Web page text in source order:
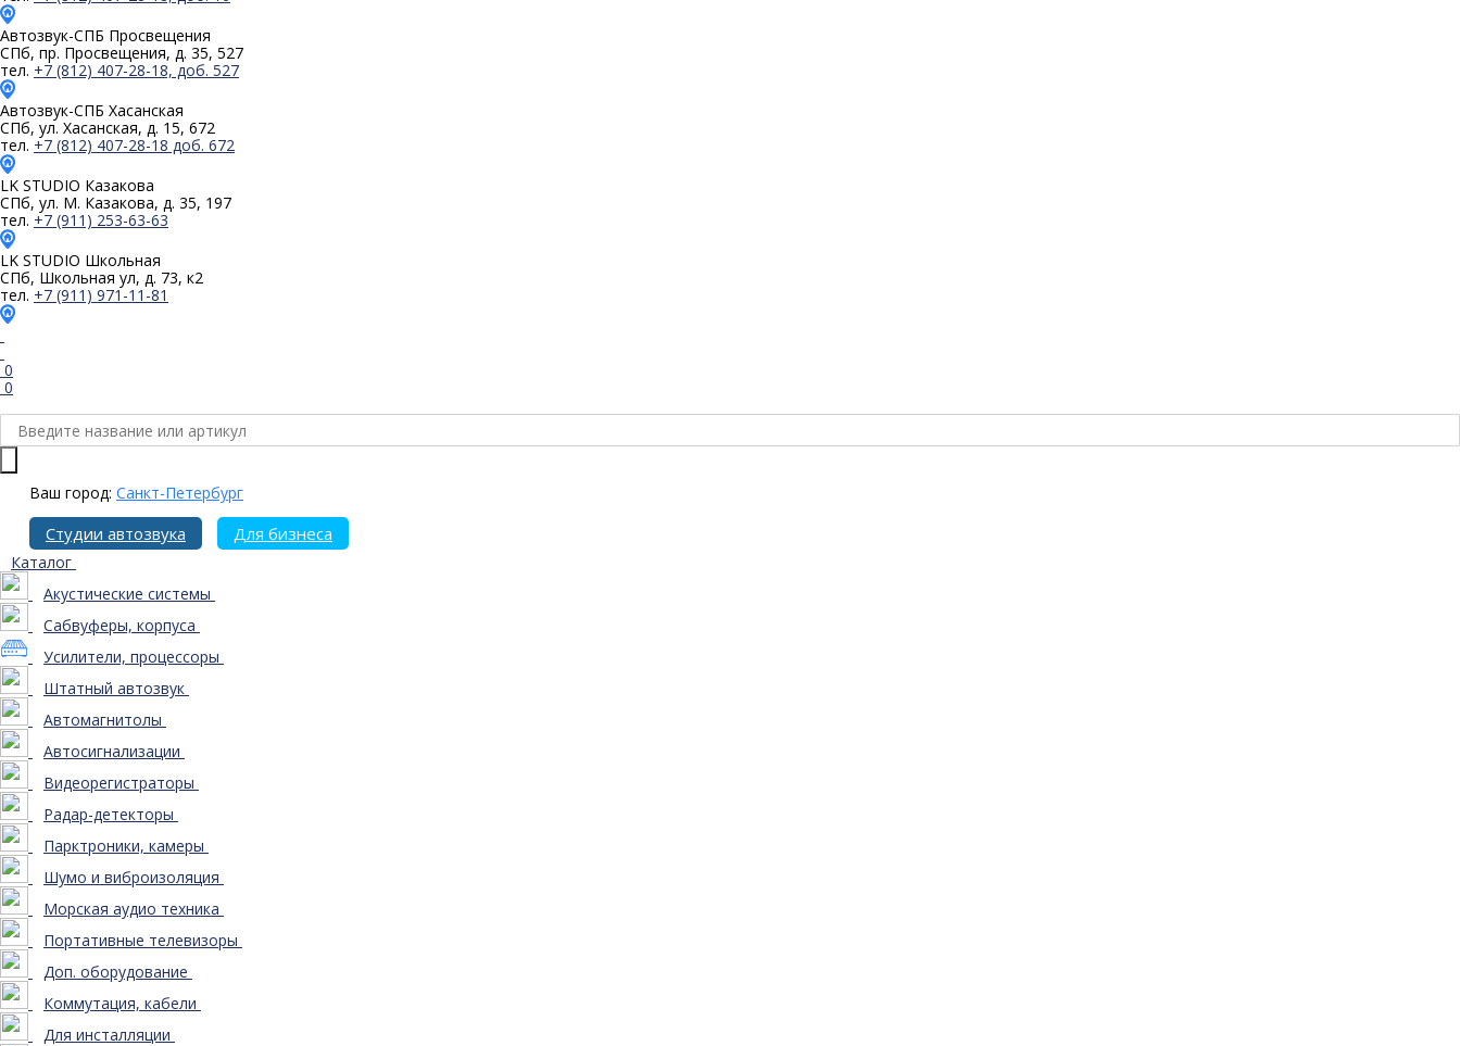
Автозвук-СПБ Просвещения
СПб, пр. Просвещения, д. 35, 527
тел. +7 (812) 407-28-18, доб. 527
Автозвук-СПБ Хасанская
СПб, ул. Хасанская, д. 15, 672
тел. +7 (812) 407-28-18 доб. 672
LK STUDIO Казакова
СПб, ул. М. Казакова, д. 35, 197
тел. +7 (911) 253-63-63
LK STUDIO Школьная
СПб, Школьная ул, д. 73, к2
тел. +7 (911) 971-11-81
0
0
Ваш город: Санкт-Петербург
Студии автозвука Для бизнеса
Каталог
Акустические системы
Сабвуферы, корпуса
Усилители, процессоры
Штатный автозвук
Автомагнитолы
Автосигнализации
Видеорегистраторы
Радар-детекторы
Парктроники, камеры
Шумо и виброизоляция
Морская аудио техника
Портативные телевизоры
Доп. оборудование
Коммутация, кабели
Для инсталляции